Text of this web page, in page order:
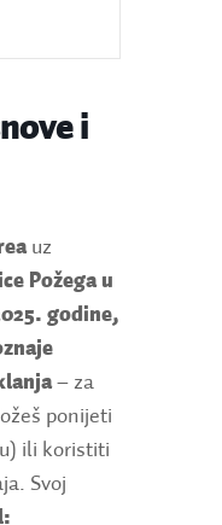
i
uz
Požega u
godine,
– za
ponijeti
ili koristiti
Svoj